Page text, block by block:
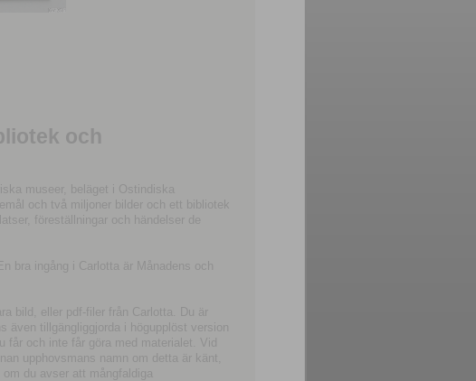
och
museer, beläget i Ostindiska
och två miljoner bilder och ett bibliotek
föreställningar och händelser de
bra ingång i Carlotta är Månadens och
bild, eller pdf-filer från Carlotta. Du är
även tillgängliggjorda i högupplöst version
får och inte får göra med materialet. Vid
upphovsmans namn om detta är känt,
du avser att mångfaldiga